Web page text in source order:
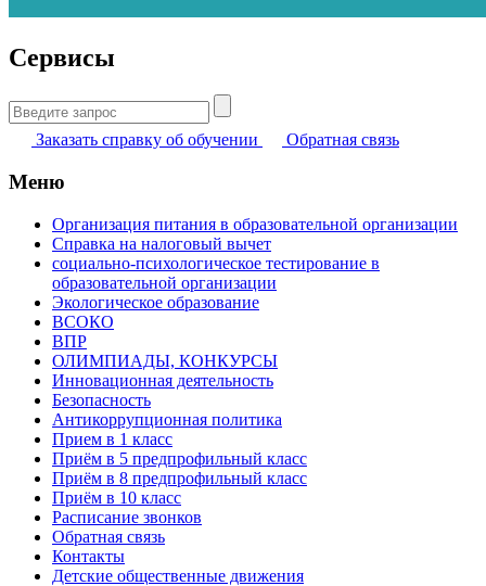
Сервисы
Найти:
Заказать справку об обучении
Обратная связь
Меню
Организация питания в образовательной организации
Справка на налоговый вычет
социально-психологическое тестирование в
образовательной организации
Экологическое образование
ВСОКО
ВПР
ОЛИМПИАДЫ, КОНКУРСЫ
Инновационная деятельность
Безопасность
Антикоррупционная политика
Прием в 1 класс
Приём в 5 предпрофильный класс
Приём в 8 предпрофильный класс
Приём в 10 класс
Расписание звонков
Обратная связь
Контакты
Детские общественные движения